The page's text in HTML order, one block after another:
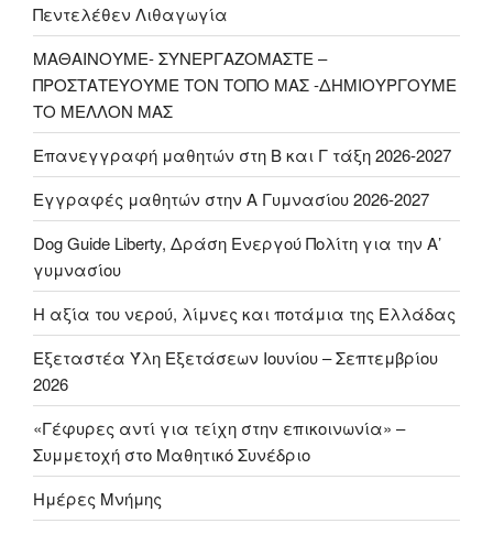
Πεντελέθεν Λιθαγωγία
ΜΑΘΑΙΝΟΥΜΕ- ΣΥΝΕΡΓΑΖΟΜΑΣΤΕ –
ΠΡΟΣΤΑΤΕΥΟΥΜΕ ΤΟΝ ΤΟΠΟ ΜΑΣ -ΔΗΜΙΟΥΡΓΟΥΜΕ
ΤΟ ΜΕΛΛΟΝ ΜΑΣ
Επανεγγραφή μαθητών στη Β και Γ τάξη 2026-2027
Εγγραφές μαθητών στην Α Γυμνασίου 2026-2027
Dog Guide Liberty, Δράση Ενεργού Πολίτη για την Α’
γυμνασίου
H αξία του νερού, λίμνες και ποτάμια της Ελλάδας
Εξεταστέα Ύλη Εξετάσεων Ιουνίου – Σεπτεμβρίου
2026
«Γέφυρες αντί για τείχη στην επικοινωνία» –
Συμμετοχή στο Μαθητικό Συνέδριο
Ημέρες Μνήμης